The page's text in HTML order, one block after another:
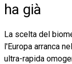
ha già
La scelta del
l'Europa arranca
ultra-rapida